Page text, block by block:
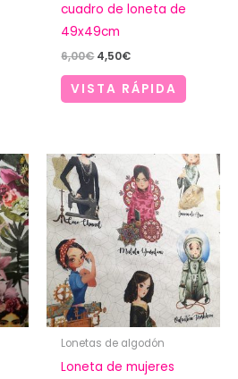
cuadro de loneta de
49x49cm
6,00€ El
original
era:
4,50€El
actual
es:
VISTA RÁPIDA
Lonetas de algodón
Loneta de mujeres